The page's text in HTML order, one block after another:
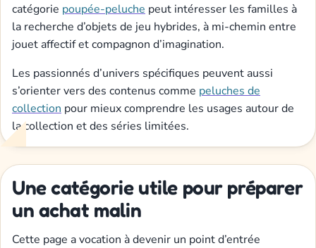
catégorie poupée-peluche peut intéresser les familles à
la recherche d’objets de jeu hybrides, à mi-chemin entre
jouet affectif et compagnon d’imagination.
Les passionnés d’univers spécifiques peuvent aussi
s’orienter vers des contenus comme peluches de
collection pour mieux comprendre les usages autour de
la collection et des séries limitées.
Une catégorie utile pour préparer
un achat malin
Cette page a vocation à devenir un point d’entrée